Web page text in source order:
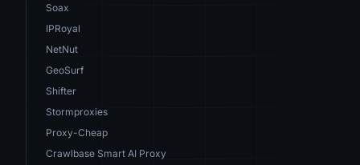
Soax
IPRoyal
NetNut
GeoSurf
Shifter
Stormproxies
Proxy-Cheap
Crawlbase Smart AI Proxy